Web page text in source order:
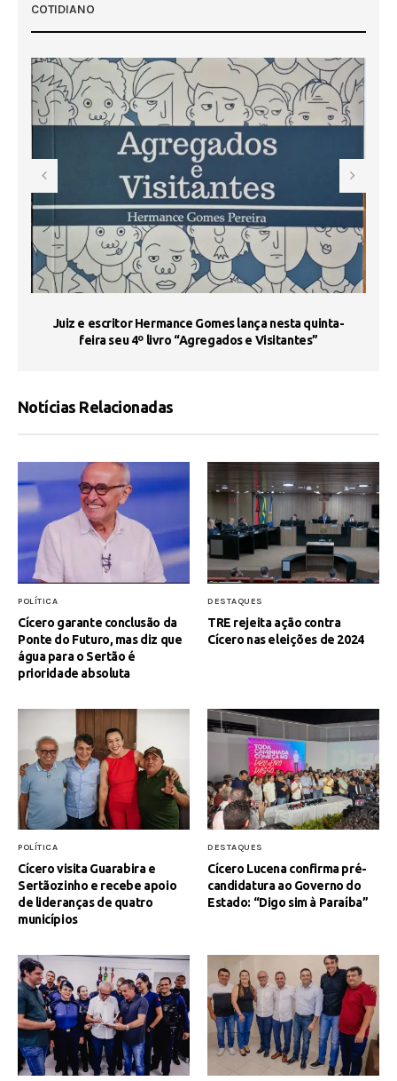
COTIDIANO
Juiz e escritor Hermance Gomes lança nesta quinta-
feira seu 4º livro “Agregados e Visitantes”
Notícias Relacionadas
POLÍTICA
Cícero garante conclusão da
Ponte do Futuro, mas diz que
água para o Sertão é
prioridade absoluta
DESTAQUES
TRE rejeita ação contra
Cícero nas eleições de 2024
POLÍTICA
Cícero visita Guarabira e
Sertãozinho e recebe apoio
de lideranças de quatro
municípios
DESTAQUES
Cícero Lucena confirma pré-
candidatura ao Governo do
Estado: “Digo sim à Paraíba”